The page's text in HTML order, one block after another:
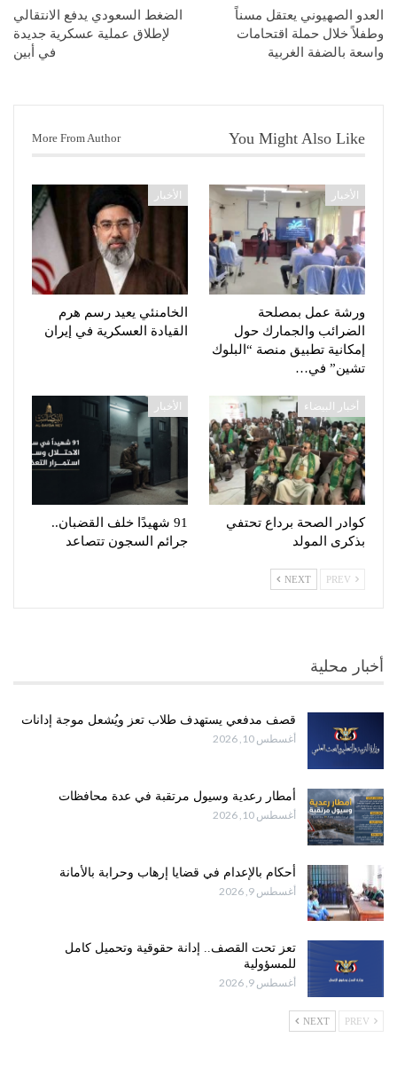
العدو الصهيوني يعتقل مسناً
وطفلاً خلال حملة اقتحامات
واسعة بالضفة الغربية
الضغط السعودي يدفع الانتقالي
لإطلاق عملية عسكرية جديدة
في أبين
You Might Also Like
More From Author
الأخبار
ورشة عمل بمصلحة
الضرائب والجمارك حول
إمكانية تطبيق منصة “البلوك
تشين” في…
الأخبار
الخامنئي يعيد رسم هرم
القيادة العسكرية في إيران
أخبار البيضاء
كوادر الصحة برداع تحتفي
بذكرى المولد
الأخبار
91 شهيدًا خلف القضبان..
جرائم السجون تتصاعد
NEXT
أخبار محلية
قصف مدفعي يستهدف طلاب تعز ويُشعل موجة إدانات
أغسطس 10, 2026
أمطار رعدية وسيول مرتقبة في عدة محافظات
أغسطس 10, 2026
أحكام بالإعدام في قضايا إرهاب وحرابة بالأمانة
أغسطس 9, 2026
تعز تحت القصف.. إدانة حقوقية وتحميل كامل
للمسؤولية
أغسطس 9, 2026
NEXT